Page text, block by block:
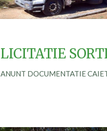
LICITATIE
ANUNT DOCUMENTATIE